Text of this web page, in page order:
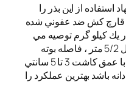
استفاده از این بذر را
قارچ كش ضد عفوني شده
يك كيلو گرم توصيه مي
شودو اگر فاصله بين رديفها حداقل 5/2 متر ، فاصله بوته
روي رديف حداقل 50 سانتي متر با عمق كاشت 3 تا 5 سانتي
مترو تعداد بذر در هر گويچه 2 تا 3 دانه باشد بهترین عملکرد را